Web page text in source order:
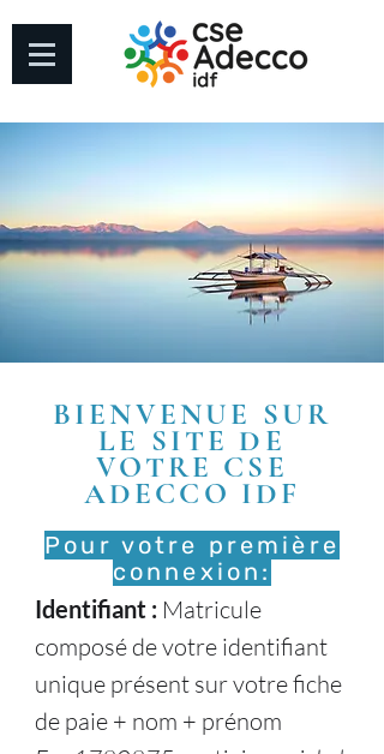
BIENVENUE SUR
LE SITE DE
VOTRE CSE
ADECCO IDF
Pour votre première
connexion:
Identifiant : Matricule
composé de votre identifiant
unique présent sur votre fiche
de paie + nom + prénom